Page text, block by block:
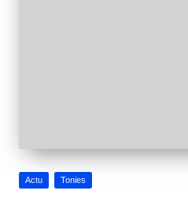
Posted
Actu Tonies